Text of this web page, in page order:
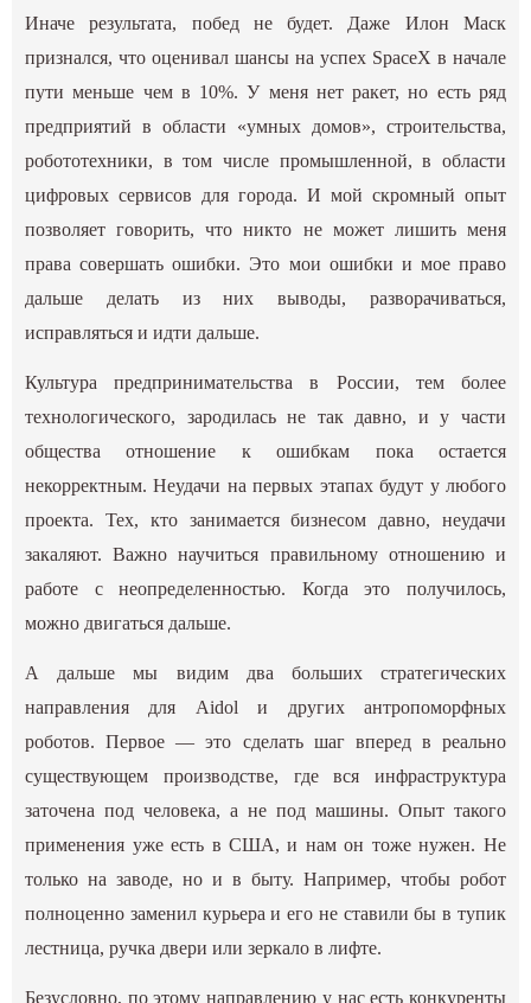
Иначе результата, побед не будет. Даже Илон Маск
признался, что оценивал шансы на успех SpaceX в начале
пути меньше чем в 10%. У меня нет ракет, но есть ряд
предприятий в области «умных домов», строительства,
робототехники, в том числе промышленной, в области
цифровых сервисов для города. И мой скромный опыт
позволяет говорить, что никто не может лишить меня
права совершать ошибки. Это мои ошибки и мое право
дальше делать из них выводы, разворачиваться,
исправляться и идти дальше.
Культура предпринимательства в России, тем более
технологического, зародилась не так давно, и у части
общества отношение к ошибкам пока остается
некорректным. Неудачи на первых этапах будут у любого
проекта. Тех, кто занимается бизнесом давно, неудачи
закаляют. Важно научиться правильному отношению и
работе с неопределенностью. Когда это получилось,
можно двигаться дальше.
А дальше мы видим два больших стратегических
направления для Aidol и других антропоморфных
роботов. Первое — это сделать шаг вперед в реально
существующем производстве, где вся инфраструктура
заточена под человека, а не под машины. Опыт такого
применения уже есть в США, и нам он тоже нужен. Не
только на заводе, но и в быту. Например, чтобы робот
полноценно заменил курьера и его не ставили бы в тупик
лестница, ручка двери или зеркало в лифте.
Безусловно, по этому направлению у нас есть конкуренты